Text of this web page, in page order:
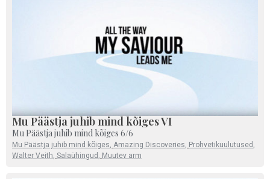
Mu Päästja juhib mind kõiges VI
Mu Päästja juhib mind kõiges 6/6
Mu Päästja juhib mind kõiges, Amazing Discoveries, Prohvetikuulutused ,
Walter Veith, Salaühingud , Muutev arm